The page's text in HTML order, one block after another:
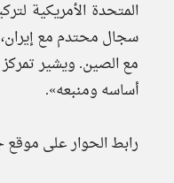
المتحدة الأمريكية
سجال محتدم مع
مع الصين. ويشير
أساسه ومنبعه».
رابط الحوار على